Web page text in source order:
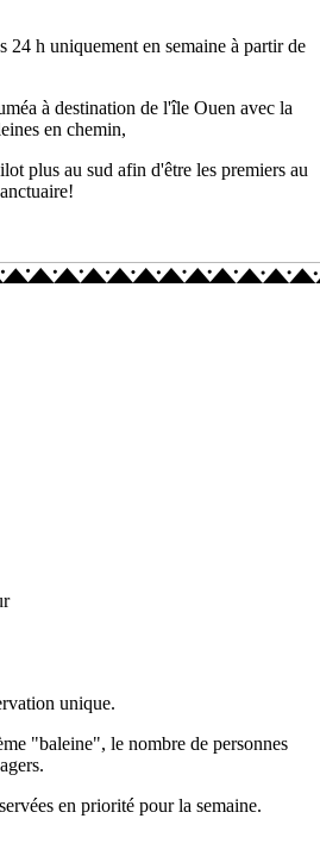
24 h uniquement en semaine à partir de
à destination de l'île Ouen avec la
en chemin,
plus au sud afin d'être les premiers au
unique.
"baleine", le nombre de personnes
en priorité pour la semaine.